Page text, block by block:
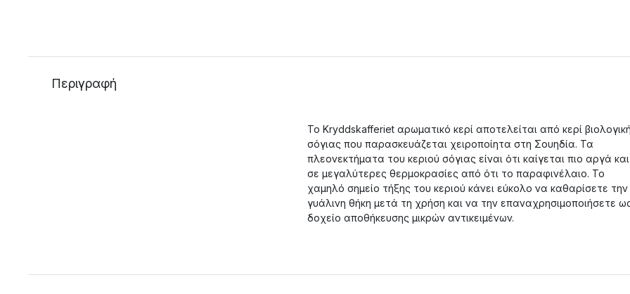
Περιγραφή
Το Kryddskafferiet αρωματικό κερί αποτελείται από κερί
σόγιας που παρασκευάζεται χειροποίητα στη Σουηδία. Τα
πλεονεκτήματα του κεριού σόγιας είναι ότι καίγεται πιο αργά και
σε μεγαλύτερες θερμοκρασίες από ότι το παραφινέλαιο. Το
χαμηλό σημείο τήξης του κεριού κάνει εύκολο να καθαρίσετε την
γυάλινη θήκη μετά τη χρήση και να την επαναχρησιμοποιήσετε
δοχείο αποθήκευσης μικρών αντικειμένων.